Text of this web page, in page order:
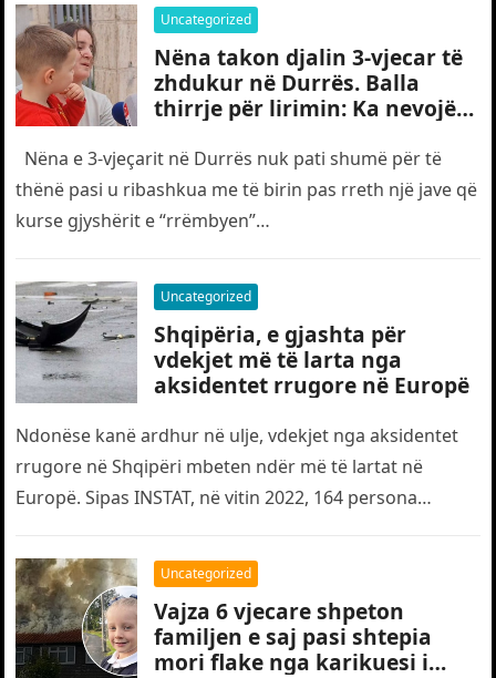
Uncategorized
Nëna takon djalin 3-vjecar të
zhdukur në Durrës. Balla
thirrje për lirimin: Ka nevojë
Nëna e 3-vjeçarit në Durrës nuk pati shumë për të
thënë pasi u ribashkua me të birin pas rreth një jave që
kurse gjyshërit e “rrëmbyen”…
Uncategorized
Shqipëria, e gjashta për
vdekjet më të larta nga
aksidentet rrugore në Europë
Ndonëse kanë ardhur në ulje, vdekjet nga aksidentet
rrugore në Shqipëri mbeten ndër më të lartat në
Europë. Sipas INSTAT, në vitin 2022, 164 persona
Uncategorized
Vajza 6 vjecare shpeton
familjen e saj pasi shtepia
mori flake nga karikuesi i